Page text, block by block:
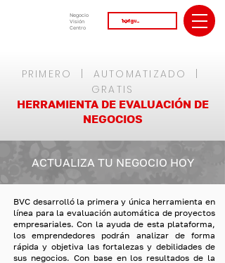
Negocio
Visión
Centro
PRIMERO | AUTOMATIZADO |
GRATIS
HERRAMIENTA DE EVALUACIÓN DE
NEGOCIOS
ACTUALIZA TU NEGOCIO HOY
BVC desarrolló la primera y única herramienta en
línea para la evaluación automática de proyectos
empresariales. Con la ayuda de esta plataforma,
los emprendedores podrán analizar de forma
rápida y objetiva las fortalezas y debilidades de
sus negocios. Con base en los resultados de la